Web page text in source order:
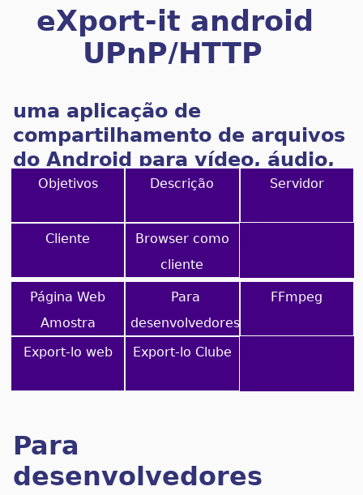
eXport-it android
UPnP/HTTP
uma aplicação de
compartilhamento de arquivos
do Android para vídeo, áudio,
imagens e ebooks
Objetivos Descrição Servidor
Cliente
Browser como
cliente
Página Web
Amostra
Para
desenvolvedores
FFmpeg
Export-lo web Export-lo Clube
Para
desenvolvedores